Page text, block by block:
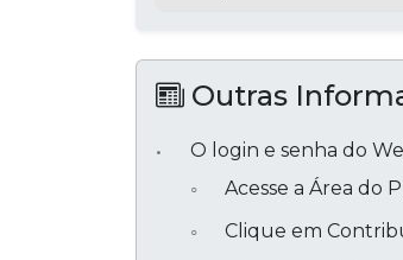
Outras
O login e senha do
Acesse a Área do
Clique em